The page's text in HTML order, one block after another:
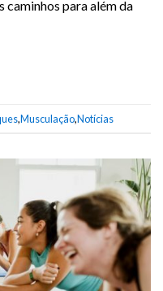
caminhos para além da
,Musculação,Notícias